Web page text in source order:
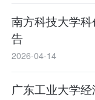
南方科技大学
告
2026-04-14
广东工业大学